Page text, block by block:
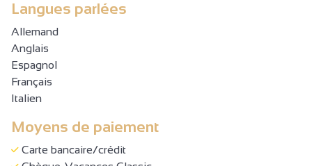
Langues parlées
Allemand
Anglais
Espagnol
Français
Italien
Moyens de paiement
Carte bancaire/crédit